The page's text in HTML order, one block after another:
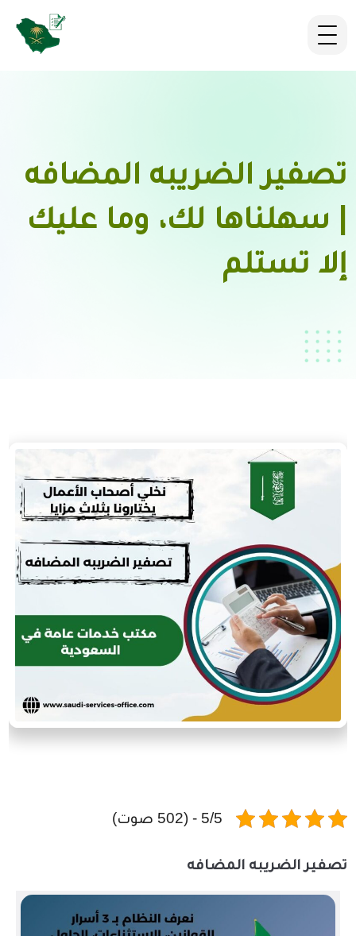
تصفير الضريبه المضافه
| سهلناها لك، وما عليك
إلا تستلم
5/5 - (502 صوت)
تصفير الضريبه المضافه